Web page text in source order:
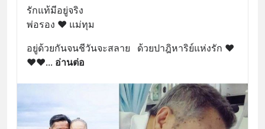
รักแท้มีอยู่จริง
พ่อรอง ❤ แม่ทุม
อยู่ด้วยกันจนชีวันจะสลาย   ด้วยปาฎิหาริย์แห่งรัก ❤
❤❤... อ่านต่อ